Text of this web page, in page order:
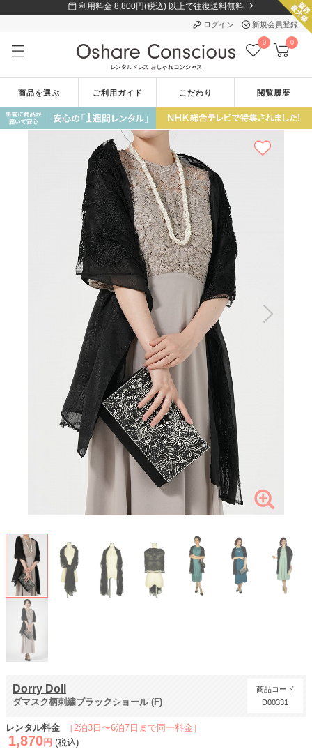
利用料金 8,800円(税込) 以上で往復送料無料
ログイン 新規会員登録
0 0
商品を選ぶ ご利用ガイド こだわり 閲覧履歴
Dorry Doll
ダマスク柄刺繍ブラックショール (F)
商品コード
D00331
［2泊3日〜6泊7日まで同一料金］
レンタル料金
1,870 円 (税込)